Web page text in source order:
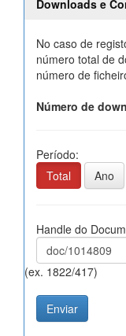
Downloads e
No caso de
número total de
número de
Número de
Período:
Total
Ano
Handle do
(ex. 1822/417)